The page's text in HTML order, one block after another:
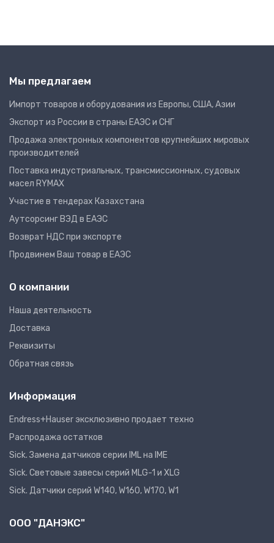
Мы предлагаем
Импорт товаров и оборудования из Европы, США, Азии
Экспорт из России в страны ЕАЭС и СНГ
Продажа электронных компонентов крупнейших мировых
производителей
Поставка индустриальных, трансмиссионных, судовых
масел RYMAX
Участие в тендерах Казахстана
Аутсорсинг ВЭД в ЕАЭС
Возврат НДС при экспорте
Продвинем Ваш товар в ЕАЭС
О компании
Наша деятельность
Доставка
Реквизиты
Обратная связь
Информация
Endress+Hauser эксклюзивно продает техно
Распродажа остатков
Sick. Замена датчиков серии IML на IME
Sick. Световые завесы серий MLG-1 и XLG
Sick. Датчики серий W140, W160, W170, W1
ООО "ДАНЭКС"